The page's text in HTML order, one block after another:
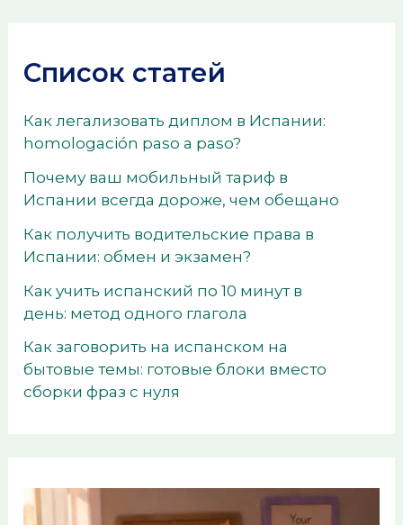
Список статей
Как легализовать диплом в Испании:
homologación paso a paso?
Почему ваш мобильный тариф в
Испании всегда дороже, чем обещано
Как получить водительские права в
Испании: обмен и экзамен?
Как учить испанский по 10 минут в
день: метод одного глагола
Как заговорить на испанском на
бытовые темы: готовые блоки вместо
сборки фраз с нуля